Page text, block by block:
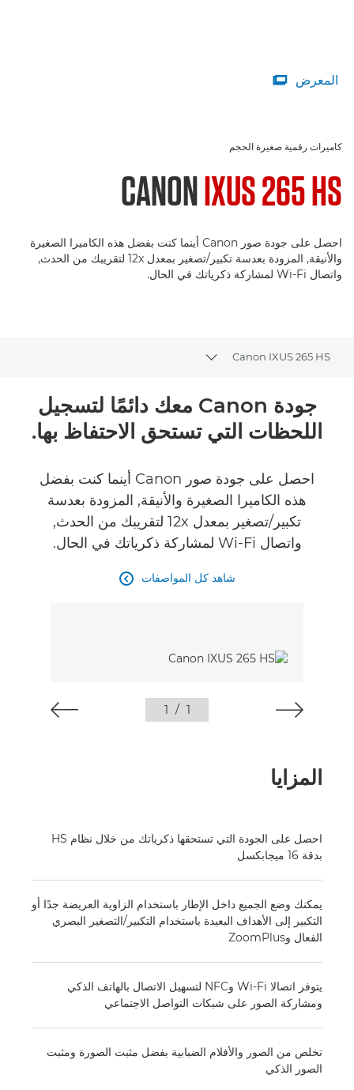
المعرض 
كاميرات رقمية صغيرة الحجم
CANONIXUS 265 HS
احصل على جودة صور Canon أينما كنت بفضل هذه الكاميرا الصغيرة
والأنيقة, المزودة بعدسة تكبير/تصغير بمعدل 12x لتقريبك من الحدث,
واتصال Wi-Fi لمشاركة ذكرياتك في الحال.
Canon IXUS 265 HS
Toggle breadcrumbs
المواصفات
الآراء
جودة Canon معك دائمًا لتسجيل
اللحظات التي تستحق الاحتفاظ بها.
احصل على جودة صور Canon أينما كنت بفضل
هذه الكاميرا الصغيرة والأنيقة, المزودة بعدسة
تكبير/تصغير بمعدل 12x لتقريبك من الحدث,
واتصال Wi-Fi لمشاركة ذكرياتك في الحال.
شاهد كل المواصفات 
1
/
1
المزايا
احصل على الجودة التي تستحقها ذكرياتك من خلال نظام HS
بدقة ‏16 ميجابكسل
يمكنك وضع الجميع داخل الإطار باستخدام الزاوية العريضة جدًا أو
التكبير إلى الأهداف البعيدة باستخدام التكبير/التصغير البصري
الفعال وZoomPlus
يتوفر اتصالا Wi-Fi وNFC لتسهيل الاتصال بالهاتف الذكي
ومشاركة الصور على شبكات التواصل الاجتماعي
تخلص من الصور والأفلام الضبابية بفضل مثبت الصورة ومثبت
الصور الذكي